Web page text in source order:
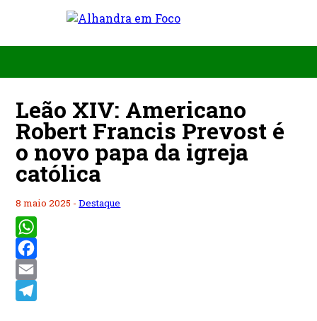
Leão XIV: Americano
Robert Francis Prevost é
o novo papa da igreja
católica
8 maio 2025 -Destaque
WhatsApp
Facebook
Email